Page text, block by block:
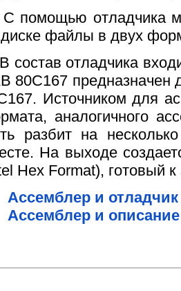
отладчика
файлы в двух
отладчика
80C167 предназначен
Источником для
аналогичного
разбит на
На выходе
Hex Format), готовый
Ассемблер и
Ассемблер и